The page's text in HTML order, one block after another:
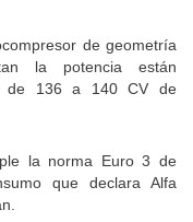
de geometría
la potencia están
de 136 a 140 CV de
la norma Euro 3 de
que declara Alfa